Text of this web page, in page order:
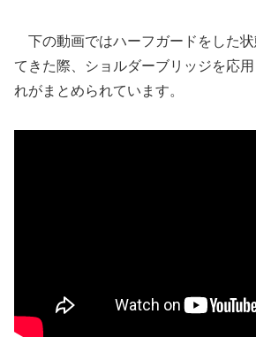
下の動画ではハーフガードをした状
てきた際、ショルダーブリッジを応
れがまとめられています。